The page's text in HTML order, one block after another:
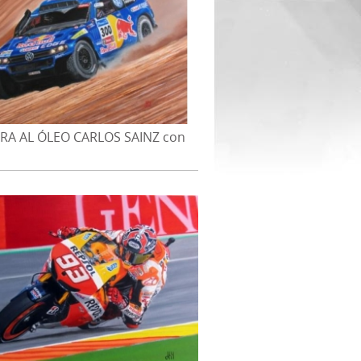
AL ÓLEO CARLOS SAINZ con
TOUAREG en DAKAR